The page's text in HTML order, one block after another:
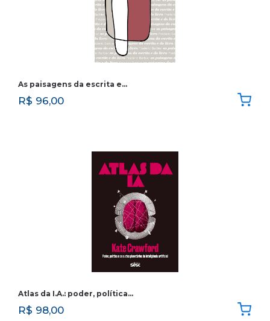
As paisagens da escrita e…
R$ 96,00
Atlas da I.A.: poder, política…
R$ 98,00